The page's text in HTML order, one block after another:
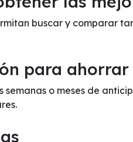
buscar y comparar
para ahorrar
o meses de